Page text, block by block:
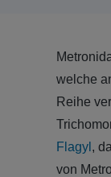
welche
Reihe
Flagyl ,
von